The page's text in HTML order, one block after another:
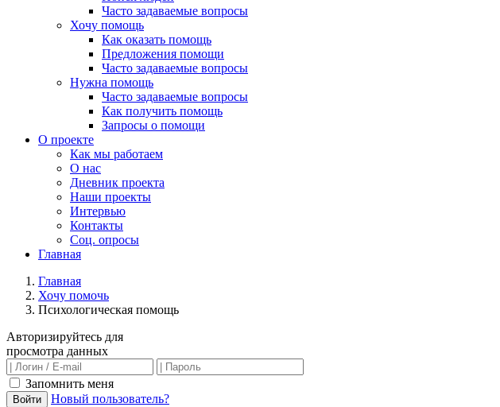
Часто задаваемые вопросы
Хочу помощь
Как оказать помощь
Предложения помощи
Часто задаваемые вопросы
Нужна помощь
Часто задаваемые вопросы
Как получить помощь
Запросы о помощи
О проекте
Как мы работаем
О нас
Дневник проекта
Наши проекты
Интервью
Контакты
Соц. опросы
Главная
Главная
Хочу помочь
Психологическая помощь
Авторизируйтесь для
просмотра данных
Запомнить меня
Войти
Новый пользователь?